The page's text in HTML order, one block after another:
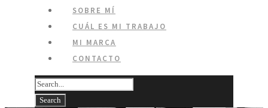
SOBRE MÍ
CUÁL ES MI TRABAJO
MI MARCA
CONTACTO